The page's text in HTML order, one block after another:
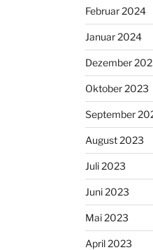
Februar 2024
Januar 2024
Dezember
Oktober 2023
September
August 2023
Juli 2023
Juni 2023
Mai 2023
April 2023